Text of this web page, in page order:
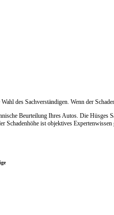
des Sachverständigen. Wenn der
Beurteilung Ihres Autos. Die Hüsges
Schadenhöhe ist objektives Expertenwissen